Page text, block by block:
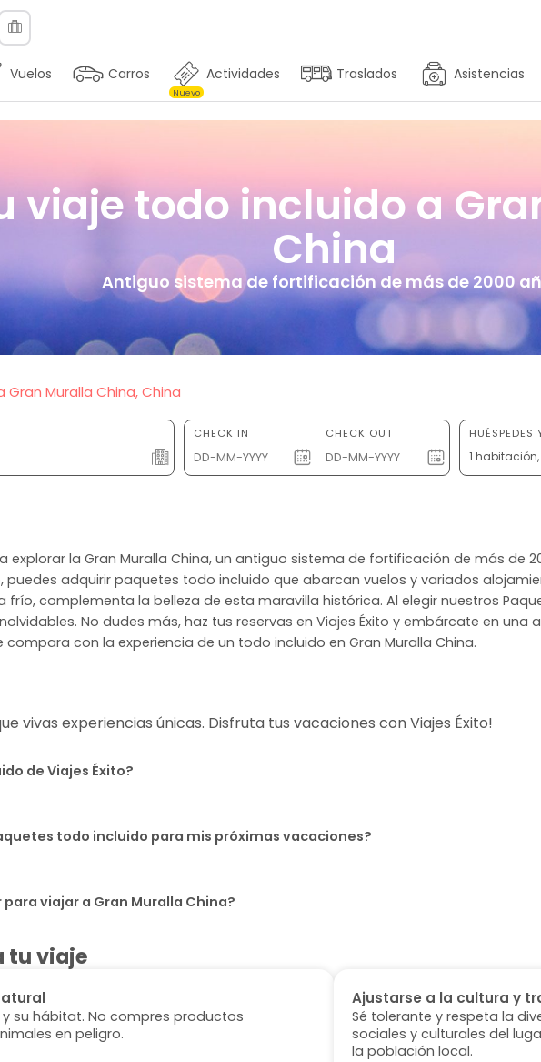
Vuelos Carros Actividades
Nuevo
Traslados Asistencias
viaje todo incluido a
China
Antiguo sistema de fortificación de más de 2000
Muralla China, China
CHECK IN CHECK OUT HUÉSPEDES
1
explorar la Gran Muralla China, un antiguo sistema de fortificación de más de
puedes adquirir paquetes todo incluido que abarcan vuelos y variados
frío, complementa la belleza de esta maravilla histórica. Al elegir nuestros
No dudes más, haz tus reservas en Viajes Éxito y embárcate en
con la experiencia de un todo incluido en Gran Muralla China.
vivas experiencias únicas. Disfruta tus vacaciones con Viajes Éxito!
de Viajes Éxito?
todo incluido para mis próximas vacaciones?
viajar a Gran Muralla China?
tu viaje
su hábitat. No compres productos
en peligro.
Ajustarse a la cultura y
Sé tolerante y respeta la
sociales y culturales del
la población local.